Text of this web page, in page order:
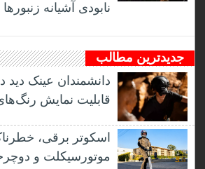
نابودی آشیانه زنبورها
جدیدترین مطالب
دانشمندان عینک دید
قابلیت نمایش
اسکوتر برقی،
موتورسیکلت و